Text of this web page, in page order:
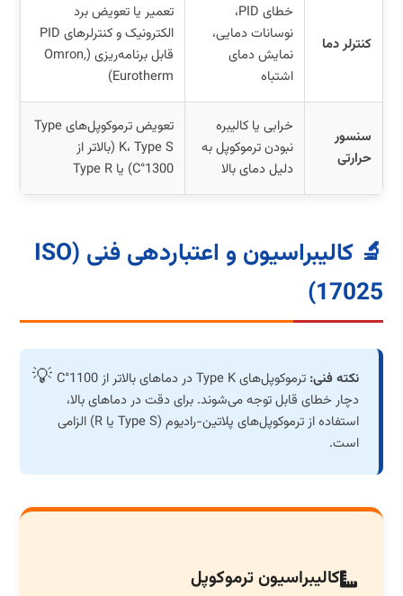
کنترلر دما
خطای PID،
نوسانات دمایی،
نمایش دمای
اشتباه
تعمیر یا تعویض برد
الکترونیک و کنترلرهای PID
قابل برنامه‌ریزی (Omron,
Eurotherm)
سنسور
حرارتی
خرابی یا کالیبره
نبودن ترموکوپل به
دلیل دمای بالا
تعویض ترموکوپل‌های Type
K، Type S (بالاتر از
1300°C) یا Type R
🔬 کالیبراسیون و اعتباردهی فنی (ISO
17025)
نکته فنی:
ترموکوپل‌های Type K در دماهای بالاتر از 1100°C
دچار خطای قابل توجه می‌شوند. برای دقت در دماهای بالا،
استفاده از ترموکوپل‌های پلاتین-رادیوم (Type S یا R) الزامی
است.
کالیبراسیون ترموکوپل